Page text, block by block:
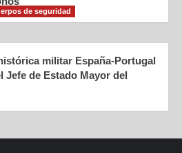
de seguridad
militar España-Portugal
Jefe de Estado Mayor del